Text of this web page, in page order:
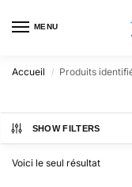
MENU
Accueil / Produits
SHOW FILTERS
Voici le seul résultat